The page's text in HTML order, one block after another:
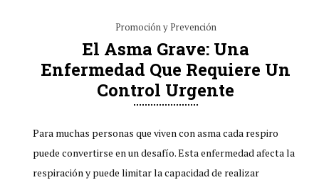
Promoción y Prevención
El Asma Grave: Una
Enfermedad Que Requiere Un
Control Urgente
Para muchas personas que viven con asma cada respiro
puede convertirse en un desafío. Esta enfermedad afecta la
respiración y puede limitar la capacidad de realizar